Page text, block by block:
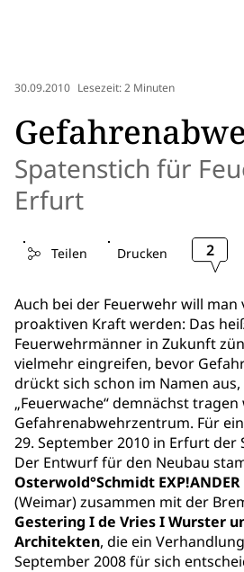
30.09.2010 Lesezeit: 2 Minuten
Spatenstich für
Erfurt
Teilen Drucken 2
Auch bei der Feuerwehr will
proaktiven Kraft werden: Das
Feuerwehrmänner in Zukunft
vielmehr eingreifen, bevor
drückt sich schon im Namen
„Feuerwache“ demnächst tragen
Gefahrenabwehrzentrum. Für
29. September 2010 in Erfurt der
Der Entwurf für den Neubau
Osterwold°Schmidt
(Weimar) zusammen mit der
Gestering I de Vries I Wurster
Architekten, die ein
September 2008 für sich